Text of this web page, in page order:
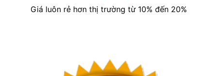
Giá luôn rẻ hơn thị trường từ 10% đến 20%